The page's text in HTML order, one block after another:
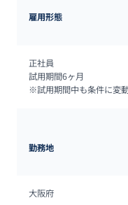
雇用形態
正社員
試用期間6ヶ月
※試用期間中も条件に変
勤務地
大阪府